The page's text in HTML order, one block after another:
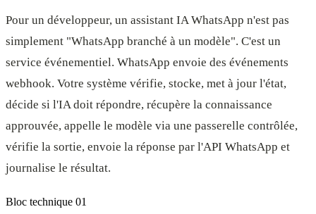
Pour un développeur, un assistant IA WhatsApp n'est pas
simplement "WhatsApp branché à un modèle". C'est un
service événementiel. WhatsApp envoie des événements
webhook. Votre système vérifie, stocke, met à jour l'état,
décide si l'IA doit répondre, récupère la connaissance
approuvée, appelle le modèle via une passerelle contrôlée,
vérifie la sortie, envoie la réponse par l'API WhatsApp et
journalise le résultat.
Bloc technique 01